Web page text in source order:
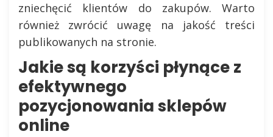
zniechęcić klientów do zakupów. Warto
również zwrócić uwagę na jakość treści
publikowanych na stronie.
Jakie są korzyści płynące z
efektywnego
pozycjonowania sklepów
online